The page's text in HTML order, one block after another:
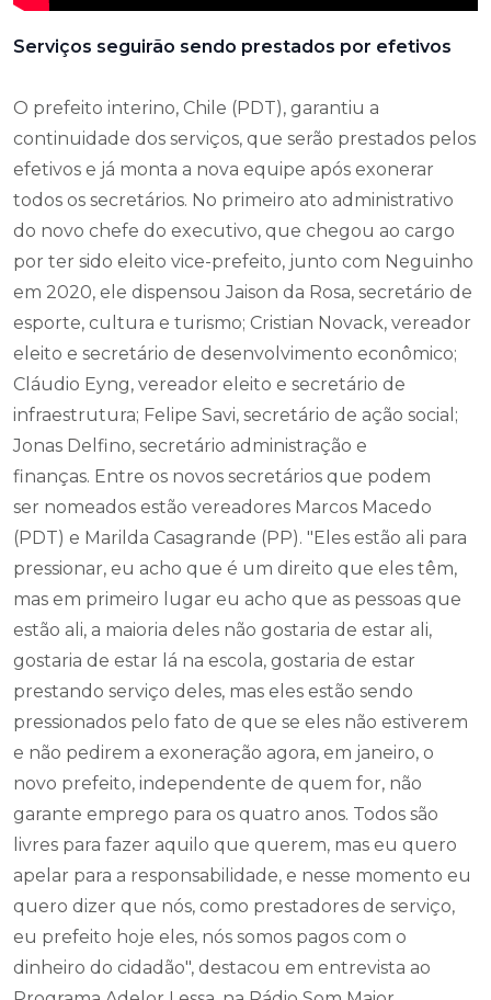
Serviços seguirão sendo prestados por efetivos
O prefeito interino, Chile (PDT), garantiu a
continuidade dos serviços, que serão prestados pelos
efetivos e já monta a nova equipe após exonerar
todos os secretários. No primeiro ato administrativo
do novo chefe do executivo, que chegou ao cargo
por ter sido eleito vice-prefeito, junto com Neguinho
em 2020, ele dispensou Jaison da Rosa, secretário de
esporte, cultura e turismo; Cristian Novack, vereador
eleito e secretário de desenvolvimento econômico;
Cláudio Eyng, vereador eleito e secretário de
infraestrutura; Felipe Savi, secretário de ação social;
Jonas Delfino, secretário administração e
finanças. Entre os novos secretários que podem
ser nomeados estão vereadores Marcos Macedo
(PDT) e Marilda Casagrande (PP). "Eles estão ali para
pressionar, eu acho que é um direito que eles têm,
mas em primeiro lugar eu acho que as pessoas que
estão ali, a maioria deles não gostaria de estar ali,
gostaria de estar lá na escola, gostaria de estar
prestando serviço deles, mas eles estão sendo
pressionados pelo fato de que se eles não estiverem
e não pedirem a exoneração agora, em janeiro, o
novo prefeito, independente de quem for, não
garante emprego para os quatro anos. Todos são
livres para fazer aquilo que querem, mas eu quero
apelar para a responsabilidade, e nesse momento eu
quero dizer que nós, como prestadores de serviço,
eu prefeito hoje eles, nós somos pagos com o
dinheiro do cidadão", destacou em entrevista ao